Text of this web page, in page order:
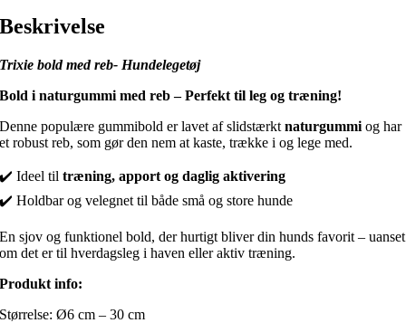
Beskrivelse
Trixie bold med reb- Hundelegetøj
Bold i naturgummi med reb – Perfekt til leg og træning!
Denne populære gummibold er lavet af slidstærktnaturgummi og har
et robust reb, som gør den nem at kaste, trække i og lege med.
✔️ Ideel tiltræning, apport og daglig aktivering
✔️ Holdbar og velegnet til både små og store hunde
En sjov og funktionel bold, der hurtigt bliver din hunds favorit – uanset
om det er til hverdagsleg i haven eller aktiv træning.
Produkt info:
Størrelse: Ø6 cm – 30 cm